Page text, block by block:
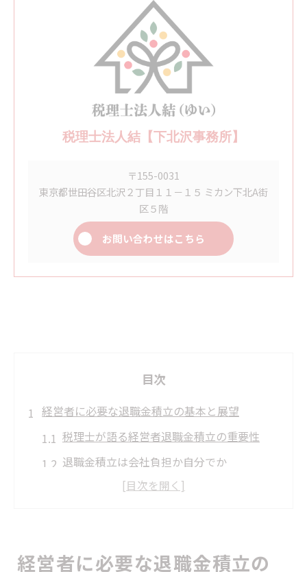
税理士法人結【下北沢事務所】
〒155-0031
東京都世田谷区北沢２丁目１１－１５ ミカン下北A街
区５階
お問い合わせはこちら
目次
経営者に必要な退職金積立の基本と展望
税理士が語る経営者退職金積立の重要性
退職金積立は会社負担か自分でか
経営者のための資金繰り計画と積立方法
税理士が語る退職金共済の賢い活用術
経営者に必要な退職金積立の